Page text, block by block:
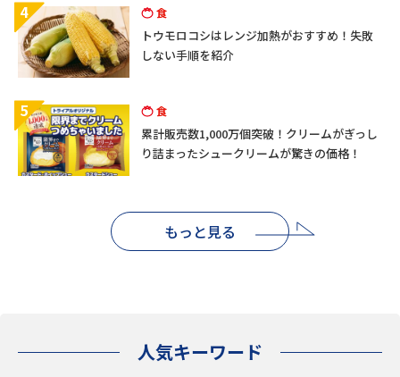
4 食
トウモロコシはレンジ加熱がおすすめ！失敗
しない手順を紹介
5 食
累計販売数1,000万個突破！クリームがぎっし
り詰まったシュークリームが驚きの価格！
もっと見る
人気キーワード